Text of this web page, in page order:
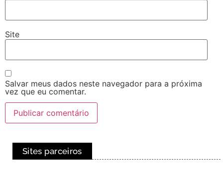
Site
Salvar meus dados neste navegador para a próxima
vez que eu comentar.
Sites parceiros